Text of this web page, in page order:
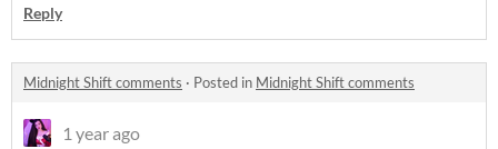
Reply
Midnight Shift comments · Posted in Midnight Shift comments
1 year ago